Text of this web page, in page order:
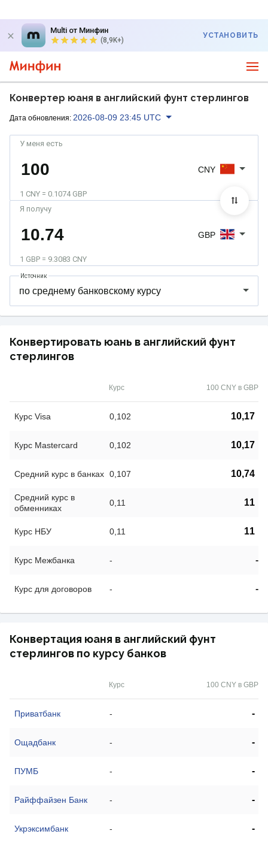
Multi от Минфин
(8,9K+)
УСТАНОВИТЬ
Конвертер юаня в английский фунт стерлингов
Дата обновления: 2026-08-09 23:45 UTC
У меня есть
1 CNY = 0.1074 GBP
CNY
Я получу
1 GBP = 9.3083 CNY
GBP
Источник
Конвертировать юань в английский фунт
стерлингов
Курс 100 CNY в GBP
Курс Visa 0,102 10,17
Курс Mastercard 0,102 10,17
Средний курс в банках 0,107 10,74
Средний курс в
обменниках
0,11 11
Курс НБУ 0,11 11
Курс Межбанка - -
Курс для договоров - -
Конвертация юаня в английский фунт
стерлингов по курсу банков
Курс 100 CNY в GBP
Приватбанк - -
Ощадбанк - -
ПУМБ - -
Райффайзен Банк - -
Укрэксимбанк - -